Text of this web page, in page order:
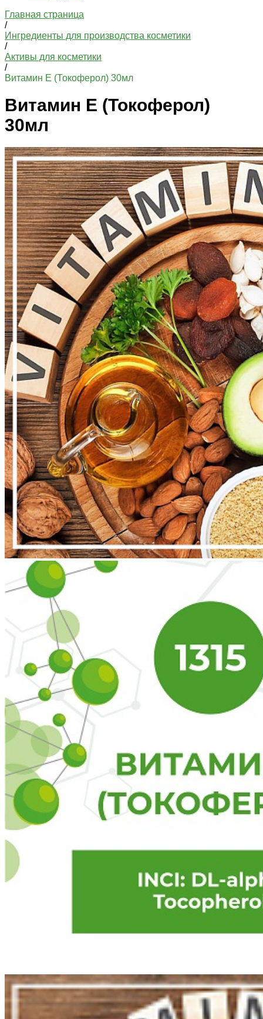
Главная страница
/
Ингредиенты для производства косметики
/
Активы для косметики
/
Витамин Е (Токоферол) 30мл
Витамин Е (Токоферол)
30мл